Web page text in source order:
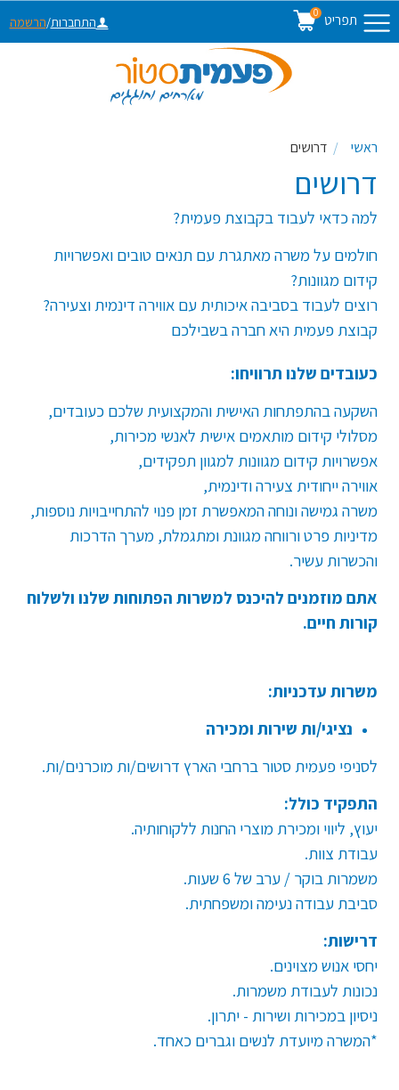
תפריט 0
התחברות/הרשמה
ראשי דרושים
דרושים
למה כדאי לעבוד בקבוצת פעמית?
חולמים על משרה מאתגרת עם תנאים טובים ואפשרויות
קידום מגוונות?
רוצים לעבוד בסביבה איכותית עם אווירה דינמית וצעירה?
קבוצת פעמית היא חברה בשבילכם
כעובדים שלנו תרוויחו:
השקעה בהתפתחות האישית והמקצועית שלכם כעובדים,
מסלולי קידום מותאמים אישית לאנשי מכירות,
אפשרויות קידום מגוונות למגוון תפקידים,
אווירה ייחודית צעירה ודינמית,
משרה גמישה ונוחה המאפשרת זמן פנוי להתחייבויות נוספות,
מדיניות פרט ורווחה מגוונת ומתגמלת, מערך הדרכות
והכשרות עשיר.
אתם מוזמנים להיכנס למשרות הפתוחות שלנו ולשלוח
קורות חיים.
משרות עדכניות:
נציגי/ות שירות ומכירה
לסניפי פעמית סטור ברחבי הארץ דרושים/ות מוכרנים/ות.
התפקיד כולל:
יעוץ, ליווי ומכירת מוצרי החנות ללקוחותיה.
עבודת צוות.
משמרות בוקר / ערב של 6 שעות
.
סביבת עבודה נעימה ומשפחתית.
דרישות:
יחסי אנוש מצוינים.
נכונות לעבודת משמרות.
ניסיון במכירות ושירות - יתרון.
*המשרה מיועדת לנשים וגברים כאחד.